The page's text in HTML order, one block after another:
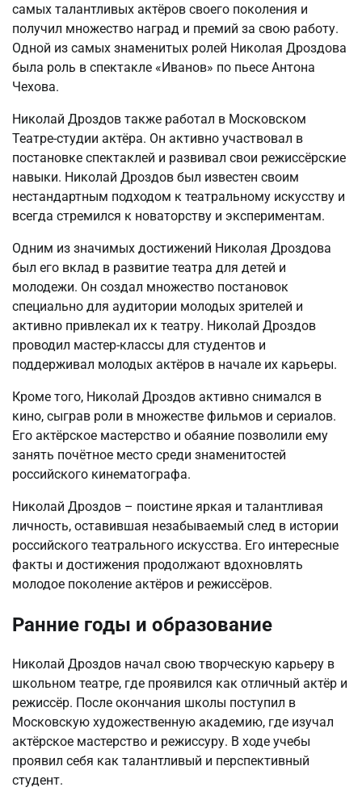
самых талантливых актёров своего поколения и
получил множество наград и премий за свою работу.
Одной из самых знаменитых ролей Николая Дроздова
была роль в спектакле «Иванов» по пьесе Антона
Чехова.
Николай Дроздов также работал в Московском
Театре-студии актёра. Он активно участвовал в
постановке спектаклей и развивал свои режиссёрские
навыки. Николай Дроздов был известен своим
нестандартным подходом к театральному искусству и
всегда стремился к новаторству и экспериментам.
Одним из значимых достижений Николая Дроздова
был его вклад в развитие театра для детей и
молодежи. Он создал множество постановок
специально для аудитории молодых зрителей и
активно привлекал их к театру. Николай Дроздов
проводил мастер-классы для студентов и
поддерживал молодых актёров в начале их карьеры.
Кроме того, Николай Дроздов активно снимался в
кино, сыграв роли в множестве фильмов и сериалов.
Его актёрское мастерство и обаяние позволили ему
занять почётное место среди знаменитостей
российского кинематографа.
Николай Дроздов – поистине яркая и талантливая
личность, оставившая незабываемый след в истории
российского театрального искусства. Его интересные
факты и достижения продолжают вдохновлять
молодое поколение актёров и режиссёров.
Ранние годы и образование
Николай Дроздов начал свою творческую карьеру в
школьном театре, где проявился как отличный актёр и
режиссёр. После окончания школы поступил в
Московскую художественную академию, где изучал
актёрское мастерство и режиссуру. В ходе учебы
проявил себя как талантливый и перспективный
студент.